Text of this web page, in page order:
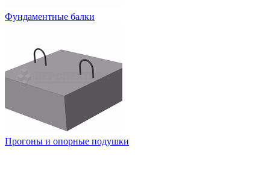
Фундаментные балки
Прогоны и опорные подушки